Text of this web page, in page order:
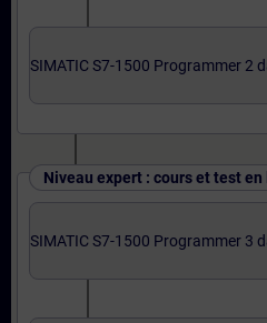
SIMATIC S7-1500 Programmer 2
Niveau expert : cours et test en
SIMATIC S7-1500 Programmer 3